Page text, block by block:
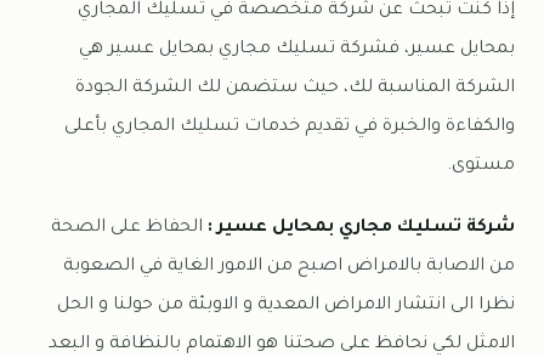
إذا كنت تبحث عن شركة متخصصة في تسليك المجاري
بمحايل عسير، فشركة تسليك مجاري بمحايل عسير هي
الشركة المناسبة لك، حيث ستضمن لك الشركة الجودة
والكفاءة والخبرة في تقديم خدمات تسليك المجاري بأعلى
مستوى.
شركة تسليك مجاري بمحايل عسير : الحفاظ على الصحة
من الاصابة بالامراض اصبح من الامور الغاية في الصعوبة
نظرا الى انتشار الامراض المعدية و الاوبئة من حولنا و الحل
الامثل لكي نحافظ على صحتنا هو الاهتمام بالنظافة و البعد